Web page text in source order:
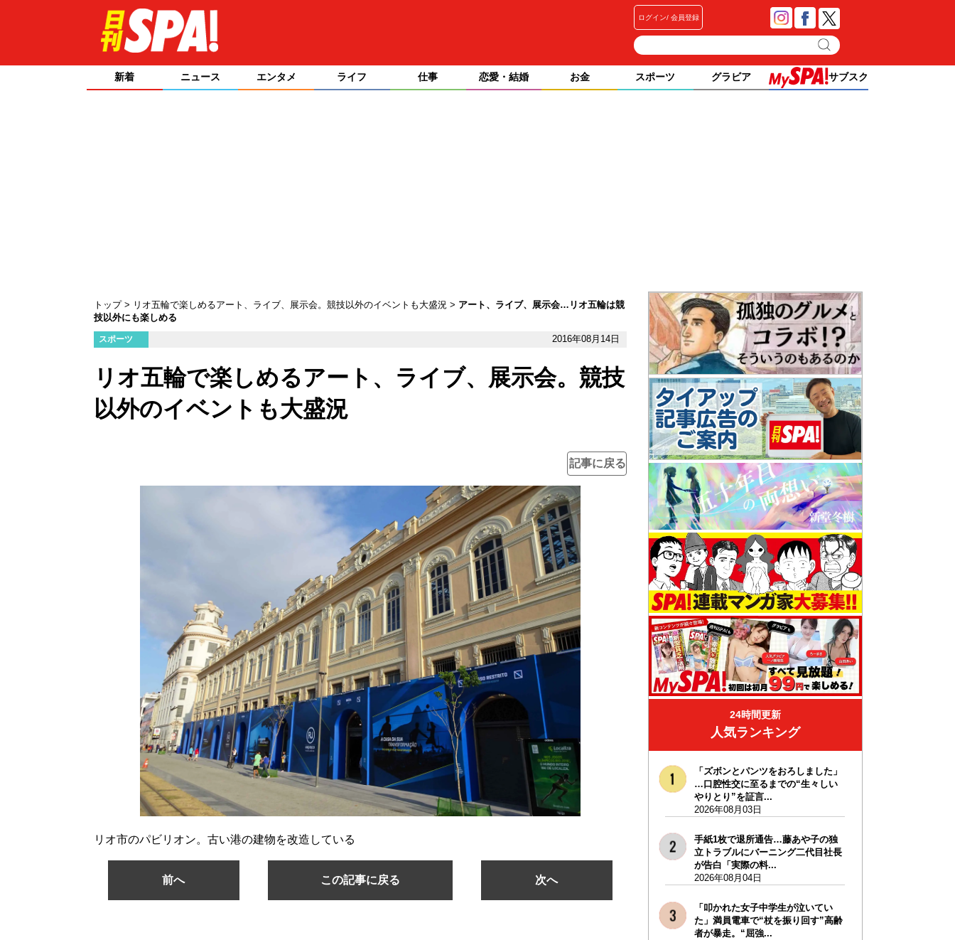
ログイン 会員登録
新着 ニュース エンタメ ライフ 仕事 恋愛・結婚 お金 スポーツ グラビア サブスク
トップ リオ五輪で楽しめるアート、ライブ、展示会。競技以外のイベントも大盛況
アート、ライブ、展示会…リオ五輪は競
技以外にも楽しめる
スポーツ 2016年08月14日
リオ五輪で楽しめるアート、ライブ、展示会。競技
以外のイベントも大盛況
記事に戻る
リオ市のパビリオン。古い港の建物を改造している
前へ この記事に戻る 次へ
24時間更新
人気ランキング
「ズボンとパンツをおろしました」
…口腔性交に至るまでの“生々しい
やりとり”を証言...
2026年08月03日
手紙1枚で退所通告…藤あや子の独
立トラブルにバーニング二代目社長
が告白「実際の料...
2026年08月04日
「叩かれた女子中学生が泣いてい
た」満員電車で“杖を振り回す”高齢
者が暴走。“屈強...